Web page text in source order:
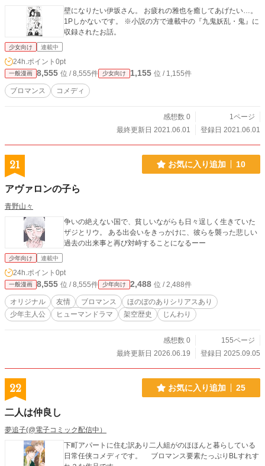
壁になりたい伊坂さん。 お疲れの雅也を癒してあげたい…。
1Pしかないです。 ※小説の方で連載中の『九鬼妖乱・鬼』に
収録されたお話。
少女向け 連載中
24h.ポイント 0pt
一般漫画 8,555 位 / 8,555件 少女向け 1,155 位 / 1,155件
ブロマンス コメディ
感想数 0
1ページ
最終更新日 2021.06.01
登録日 2021.06.01
21 お気に入り追加 10
アヴァロンの子ら
青野山々
争いの絶えない国で、貧しいながらも日々逞しく生きていた
ザジとリウ。 ある出会いをきっかけに、彼らを襲った悲しい
過去の出来事と再び対峙することになるーー
少年向け 連載中
24h.ポイント 0pt
一般漫画 8,555 位 / 8,555件 少年向け 2,488 位 / 2,488件
オリジナル 友情 ブロマンス
ほのぼのありシリアスあり
少年主人公
ヒューマンドラマ 架空歴史 じんわり
感想数 0
155ページ
最終更新日 2026.06.19
登録日 2025.09.05
22 お気に入り追加 25
二人は仲良し
夢追子(@電子コミック配信中）
下町アパートに住む訳あり二人組がのほほんと暮らしている
日常任侠コメディです。 ブロマンス要素たっぷりBLすれす